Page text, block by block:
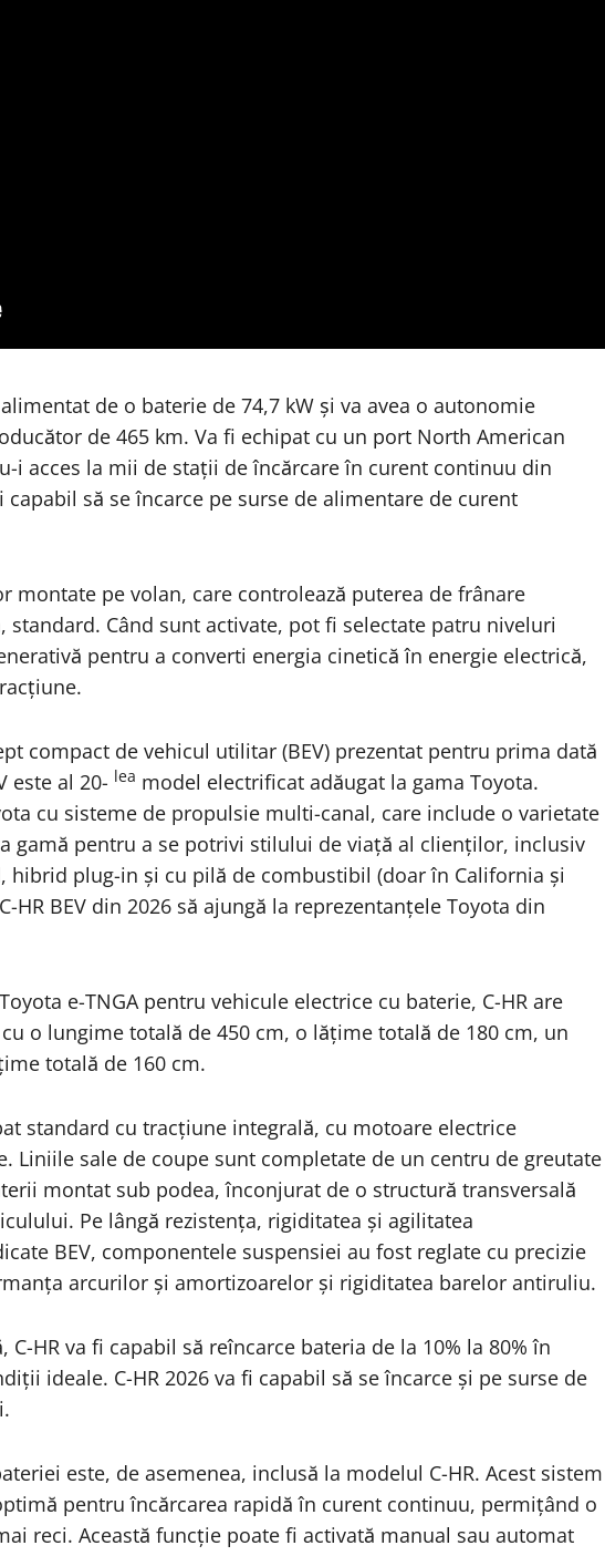
de o baterie de 74,7 kW și va avea o autonomie
de 465 km. Va fi echipat cu un port North American
i acces la mii de stații de încărcare în curent continuu din
să se încarce pe surse de alimentare de curent
montate pe volan, care controlează puterea de frânare
standard. Când sunt activate, pot fi selectate patru niveluri
pentru a converti energia cinetică în energie electrică,
compact de vehicul utilitar (BEV) prezentat pentru prima dată
este al 20- lea model electrificat adăugat la gama Toyota.
cu sisteme de propulsie multi-canal, care include o varietate
gamă pentru a se potrivi stilului de viață al clienților, inclusiv
hibrid plug-in și cu pilă de combustibil (doar în California și
HR BEV din 2026 să ajungă la reprezentanțele Toyota din
e-TNGA pentru vehicule electrice cu baterie, C-HR are
o lungime totală de 450 cm, o lățime totală de 180 cm, un
totală de 160 cm.
standard cu tracțiune integrală, cu motoare electrice
Liniile sale de coupe sunt completate de un centru de greutate
montat sub podea, înconjurat de o structură transversală
Pe lângă rezistența, rigiditatea și agilitatea
BEV, componentele suspensiei au fost reglate cu precizie
arcurilor și amortizoarelor și rigiditatea barelor antiruliu.
HR va fi capabil să reîncarce bateria de la 10% la 80% în
ideale. C-HR 2026 va fi capabil să se încarce și pe surse de
este, de asemenea, inclusă la modelul C-HR. Acest sistem
pentru încărcarea rapidă în curent continuu, permițând o
reci. Această funcție poate fi activată manual sau automat